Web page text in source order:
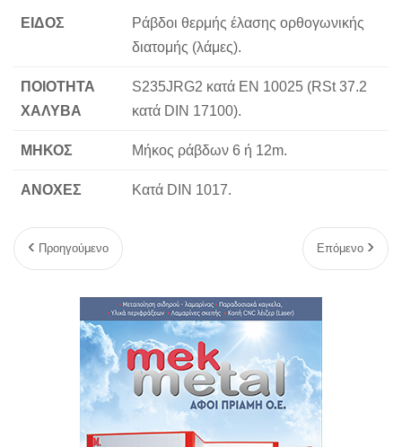
ΕΙΔΟΣ
Ράβδοι θερμής έλασης ορθογωνικής
διατομής (λάμες).
ΠΟΙΟΤΗΤΑ
ΧΑΛΥΒΑ
S235JRG2 κατά ΕΝ 10025 (RSt 37.2
κατά DIN 17100).
ΜΗΚΟΣ Μήκος ράβδων 6 ή 12m.
ΑΝΟΧΕΣ Κατά DIN 1017.
Προηγούμενο Επόμενο